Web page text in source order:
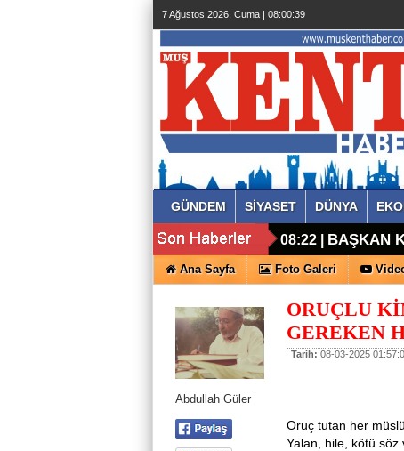
7 Ağustos 2026, Cuma | 08:00:39
GÜNDEM SİYASET DÜNYA
08:22 | BAŞKAN
Ana Sayfa Foto Galeri
Abdullah Güler
ORUÇLU
GEREKEN
Tarih: 08-03-2025
Oruç tutan her
Yalan, hile, kötü söz